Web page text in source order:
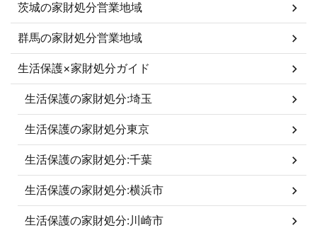
茨城の家財処分営業地域
群馬の家財処分営業地域
生活保護×家財処分ガイド
生活保護の家財処分:埼玉
生活保護の家財処分東京
生活保護の家財処分:千葉
生活保護の家財処分:横浜市
生活保護の家財処分:川崎市